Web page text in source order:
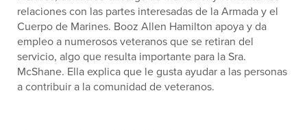
relaciones con las partes interesadas de la Armada y el
Cuerpo de Marines. Booz Allen Hamilton apoya y da
empleo a numerosos veteranos que se retiran del
servicio, algo que resulta importante para la Sra.
McShane. Ella explica que le gusta ayudar a las personas
a contribuir a la comunidad de veteranos.